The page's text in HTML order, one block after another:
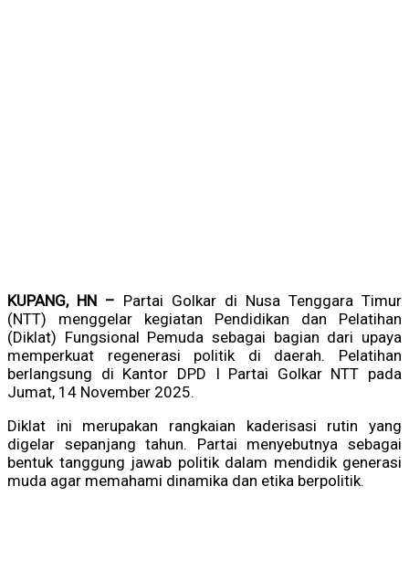
KUPANG, HN – Partai Golkar di Nusa Tenggara Timur
(NTT) menggelar kegiatan Pendidikan dan Pelatihan
(Diklat) Fungsional Pemuda sebagai bagian dari upaya
memperkuat regenerasi politik di daerah. Pelatihan
berlangsung di Kantor DPD I Partai Golkar NTT pada
Jumat, 14 November 2025.
Diklat ini merupakan rangkaian kaderisasi rutin yang
digelar sepanjang tahun. Partai menyebutnya sebagai
bentuk tanggung jawab politik dalam mendidik generasi
muda agar memahami dinamika dan etika berpolitik.